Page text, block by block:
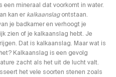
mineraal dat voorkomt in water.
kan er kalkaanslagontstaan.
je badkamer en verhoogt je
zien of je kalkaanslag hebt. Je
Dat is kalkaanslag. Maar wat is
Kalkaanslag is een gevolg
zacht als het uit de lucht valt.
het vele soorten stenen zoals